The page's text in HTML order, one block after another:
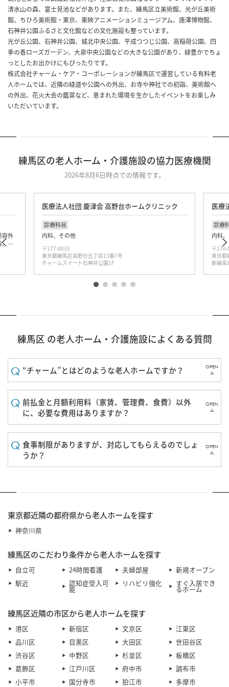
清水山の森、富士見池などがあります。また、練馬区立美術館、光が丘美術
館、ちひろ美術館・東京、東映アニメーションミュージアム、唐澤博物館、
石神井公園ふるさと文化館などの文化施設も整っています。
光が丘公園、石神井公園、城北中央公園、平成つつじ公園、高稲荷公園、四
季の香ローズガーデン、大泉中央公園などの大きな公園があり、緑豊かでちょ
っとしたお出かけにもぴったりです。
株式会社チャーム・ケア・コーポレーションが練馬区で運営している有料老
人ホームでは、近隣の緑道や公園への外出、お寺や神社での初詣、美術館へ
の外出、花火大会の鑑賞など、恵まれた環境を生かしたイベントをお楽しみ
いただいています。
練馬区の老人ホーム・介護施設の協力医療機関
2026年8月6日時点での情報です。
容外
、眼
医療法人社団 慶津会 高野台ホームクリニック
診療科目
内科、その他
〒177-0033
東京都練馬区高野台五丁目13番7号
チャームスイート石神井公園1F
医療
診療
内科
〒
東京都
新練馬
練馬区 の老人ホーム・介護施設によくある質問
“チャーム”とはどのような老人ホームですか？ OPEN
前払金と月額利用料（家賃、管理費、食費）以外
に、必要な費用はありますか？
OPEN
食事制限がありますが、対応してもらえるのでしょ
うか？
OPEN
東京都近隣の都府県から老人ホームを探す
神奈川県
練馬区のこだわり条件から老人ホームを探す
自立可 24時間看護 夫婦部屋
新規オープン
駅近
認知症受入可
能
リハビリ強化 すぐ入居でき
るホーム
練馬区近隣の市区から老人ホームを探す
港区 新宿区 文京区
江東区
品川区
目黒区 大田区
世田谷区
渋谷区
中野区 杉並区
板橋区
葛飾区
江戸川区 府中市
調布市
小平市
国分寺市 狛江市
多摩市